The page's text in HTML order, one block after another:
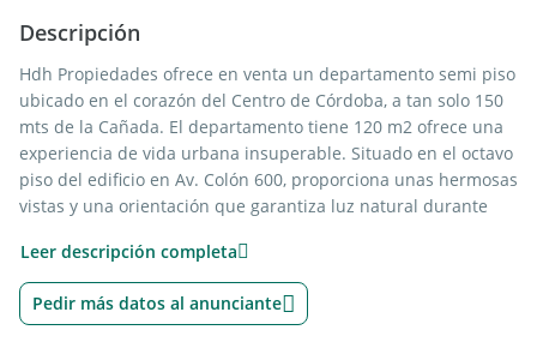
Descripción
Hdh Propiedades ofrece en venta un departamento semi piso
ubicado en el corazón del Centro de Córdoba, a tan solo 150
mts de la Cañada. El departamento tiene 120 m2 ofrece una
experiencia de vida urbana insuperable. Situado en el octavo
piso del edificio en Av. Colón 600, proporciona unas hermosas
vistas y una orientación que garantiza luz natural durante
PRECIO USD115.000.- Se financia el 70% y el 30% SE
FINANCIA. Déjanos tu consulta
Leer descripción completa
Pedir más datos al anunciante